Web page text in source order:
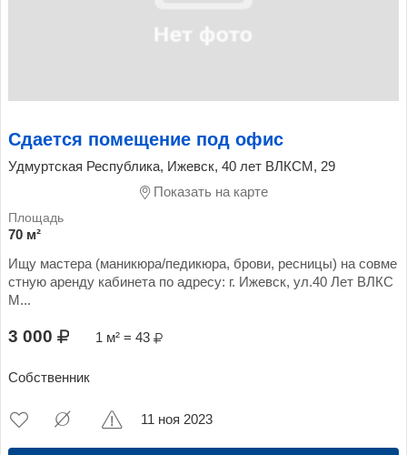
Сдается помещение под офис
Удмуртская Республика, Ижевск, 40 лет ВЛКСМ, 29
Показать на карте
70 м²
Ищу мастера (маникюра/педикюра, брови, ресницы) на совме
стную аренду кабинета по адресу: г. Ижевск, ул.40 Лет ВЛКС
М...
3 000 1 м² = 43
Собственник
11 ноя 2023